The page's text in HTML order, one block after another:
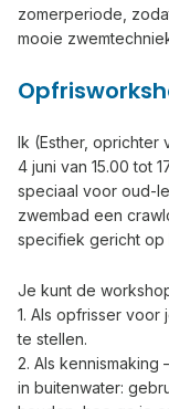
zomerperiode,
mooie
Ik (Esther, oprichter
4 juni van 15.00 tot
speciaal voor oud-
zwembad een
specifiek gericht op
Je kunt de
1. Als opfrisser
te stellen.
2. Als kennismaking
in buitenwater: